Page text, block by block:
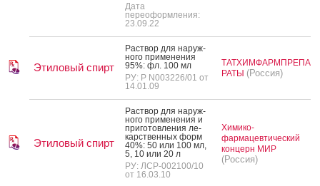
Дата
переоформления:
23.09.22
Этиловый спирт
Рас­твор для на­руж­
но­го при­мене­ния
95%: фл. 100 мл
РУ: Р N003226/01 от
14.01.09
ТАТХИМФАРМПРЕПА
РАТЫ (Россия)
Этиловый спирт
Рас­твор для на­руж­
но­го при­мене­ния и
при­готов­ле­ния ле­
карс­твен­ных форм
40%: 50 или 100 мл,
5, 10 или 20 л
РУ: ЛСР-002100/10
от 16.03.10
Химико-
фармацевтический
концерн МИР
(Россия)